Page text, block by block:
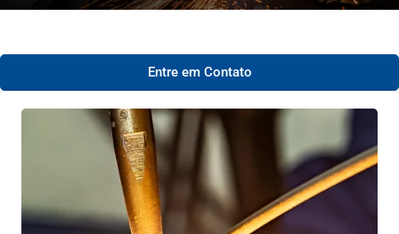
Entre em Contato